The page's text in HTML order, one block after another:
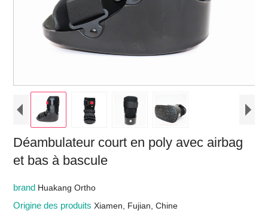
Déambulateur court en poly avec airbag
et bas à bascule
brand Huakang Ortho
Origine des produitsXiamen, Fujian, Chine